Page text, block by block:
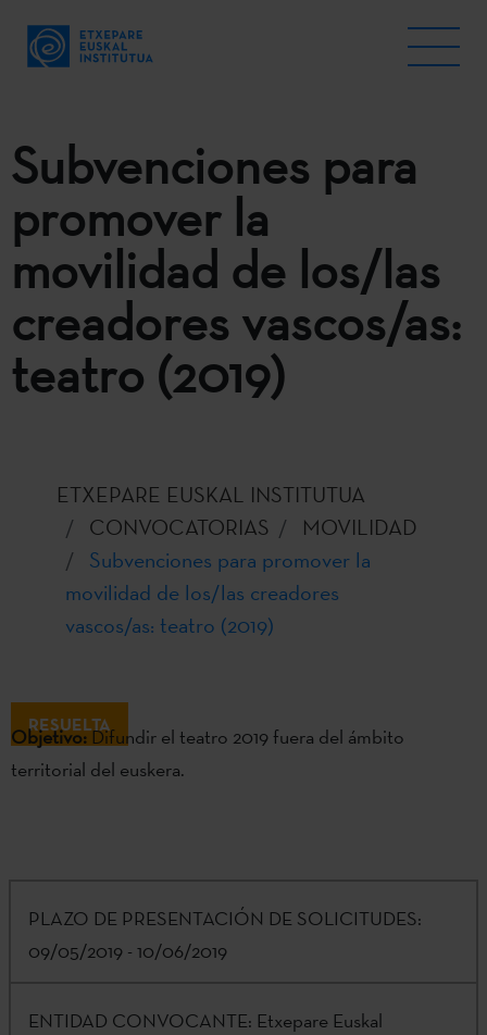
Subvenciones para
promover la
movilidad de los/las
creadores vascos/as:
teatro (2019)
ETXEPARE EUSKAL INSTITUTUA
CONVOCATORIAS
MOVILIDAD
Subvenciones para promover la
movilidad de los/las creadores
vascos/as: teatro (2019)
RESUELTA
Objetivo:Difundir el teatro 2019 fuera del ámbito
territorial del euskera.
PLAZO DE PRESENTACIÓN DE SOLICITUDES:
09/05/2019 - 10/06/2019
ENTIDAD CONVOCANTE: Etxepare Euskal